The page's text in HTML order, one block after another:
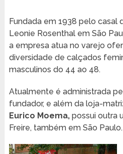
Fundada em 1938 pelo casal
Leonie Rosenthal em São
a empresa atua no varejo
diversidade de calçados
masculinos do 44 ao 48.
Atualmente é administrada
fundador, e além da loja-
Eurico Moema,possui outra
Freire, também em São Paulo.